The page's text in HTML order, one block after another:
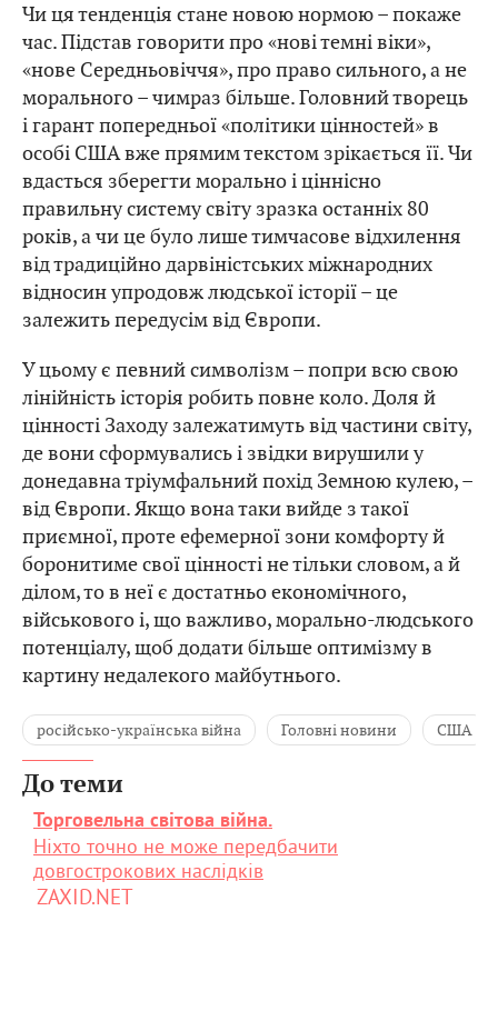
Чи ця тенденція стане новою нормою – покаже
час. Підстав говорити про «нові темні віки»,
«нове Середньовіччя», про право сильного, а не
морального – чимраз більше. Головний творець
і гарант попередньої «політики цінностей» в
особі США вже прямим текстом зрікається її. Чи
вдасться зберегти морально і ціннісно
правильну систему світу зразка останніх 80
років, а чи це було лише тимчасове відхилення
від традиційно дарвіністських міжнародних
відносин упродовж людської історії – це
залежить передусім від Європи.
У цьому є певний символізм – попри всю свою
лінійність історія робить повне коло. Доля й
цінності Заходу залежатимуть від частини світу,
де вони сформувались і звідки вирушили у
донедавна тріумфальний похід Земною кулею, –
від Європи. Якщо вона таки вийде з такої
приємної, проте ефемерної зони комфорту й
боронитиме свої цінності не тільки словом, а й
ділом, то в неї є достатньо економічного,
військового і, що важливо, морально-людського
потенціалу, щоб додати більше оптимізму в
картину недалекого майбутнього.
російсько-українська війна Головні новини США
До теми
Торговельна світова війна.
Ніхто точно не може передбачити
довгострокових наслідків
ZAXID.NET